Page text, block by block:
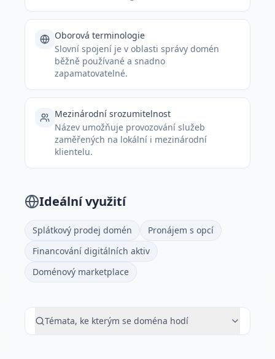
Oborová terminologie
Slovní spojení je v oblasti správy domén
běžně používané a snadno
zapamatovatelné.
Mezinárodní srozumitelnost
Název umožňuje provozování služeb
zaměřených na lokální i mezinárodní
klientelu.
Ideální využití
Splátkový prodej domén
Pronájem s opcí
Financování digitálních aktiv
Doménový marketplace
Témata, ke kterým se doména hodí